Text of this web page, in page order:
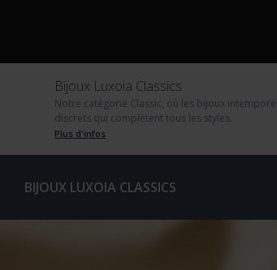
Bijoux Luxoia Classics
Notre catégorie Classic, où les bijoux
discrets qui complètent tous les styles.
Plus d'infos
BIJOUX LUXOIA CLASSICS